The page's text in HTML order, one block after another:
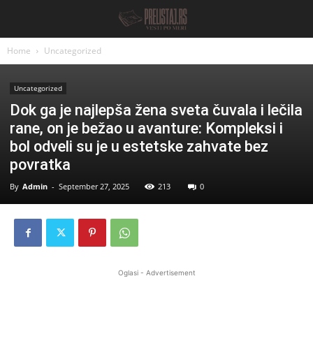
Home Uncategorized
Uncategorized
Dok ga je najlepša žena sveta čuvala i lečila
rane, on je bežao u avanture: Kompleksi i
bol odveli su je u estetske zahvate bez
povratka
By Admin - September 27, 2025 213 0
Oglasi - Advertisement